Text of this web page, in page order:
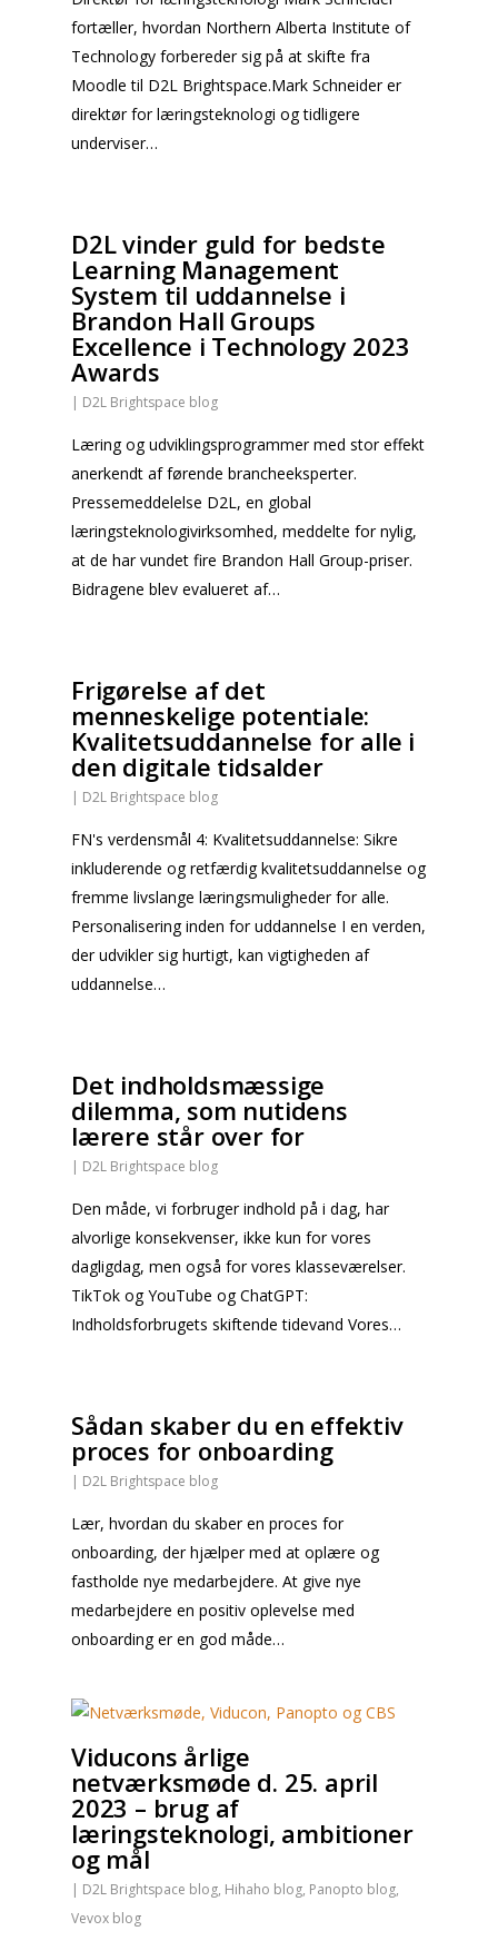
fortæller, hvordan Northern Alberta Institute of
Technology forbereder sig på at skifte fra
Moodle til D2L Brightspace.Mark Schneider er
direktør for læringsteknologi og tidligere
underviser…
D2L vinder guld for bedste
Learning Management
System til uddannelse i
Brandon Hall Groups
Excellence i Technology 2023
Awards
| D2L Brightspace blog
Læring og udviklingsprogrammer med stor effekt
anerkendt af førende brancheeksperter.
Pressemeddelelse D2L, en global
læringsteknologivirksomhed, meddelte for nylig,
at de har vundet fire Brandon Hall Group-priser.
Bidragene blev evalueret af…
Frigørelse af det
menneskelige potentiale:
Kvalitetsuddannelse for alle i
den digitale tidsalder
| D2L Brightspace blog
FN's verdensmål 4: Kvalitetsuddannelse: Sikre
inkluderende og retfærdig kvalitetsuddannelse og
fremme livslange læringsmuligheder for alle.
Personalisering inden for uddannelse I en verden,
der udvikler sig hurtigt, kan vigtigheden af
uddannelse…
Det indholdsmæssige
dilemma, som nutidens
lærere står over for
| D2L Brightspace blog
Den måde, vi forbruger indhold på i dag, har
alvorlige konsekvenser, ikke kun for vores
dagligdag, men også for vores klasseværelser.
TikTok og YouTube og ChatGPT:
Indholdsforbrugets skiftende tidevand Vores…
Sådan skaber du en effektiv
proces for onboarding
| D2L Brightspace blog
Lær, hvordan du skaber en proces for
onboarding, der hjælper med at oplære og
fastholde nye medarbejdere. At give nye
medarbejdere en positiv oplevelse med
onboarding er en god måde…
Viducons årlige
netværksmøde d. 25. april
2023 – brug af
læringsteknologi, ambitioner
og mål
| D2L Brightspace blog, Hihaho blog, Panopto blog,
Vevox blog